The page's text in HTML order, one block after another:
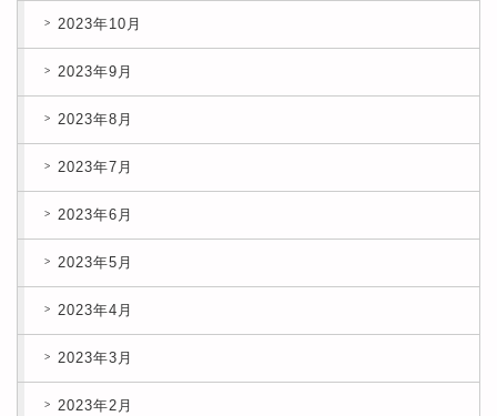
2023年10月
2023年9月
2023年8月
2023年7月
2023年6月
2023年5月
2023年4月
2023年3月
2023年2月